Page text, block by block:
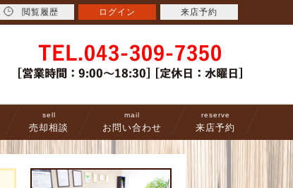
sell
売却相談
mail
お問い合わせ
reserve
来店予約
閲覧履歴 ログイン 来店予約